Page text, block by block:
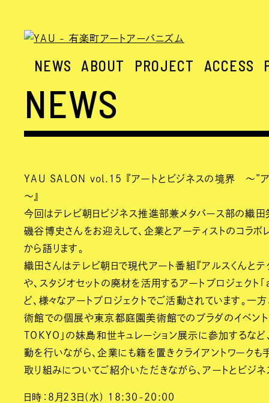
NEWS ABOUT PROJECT ACCESS
NEWS
YAU SALON vol.15 『アートとビジネスの境界 ～”ア
～』
今回はテレビ朝日ビジネス推進部兼メタバース部の織田
磯谷博史さんをお迎えして、企業とアーティストのコラボ
から語ります。
織田さんはテレビ朝日で現代アート番組『アルスくんとテ
や、スタジオセットの廃材を活用するアートプロジェ
ど、様々なアートプロジェクトでご活動されています。一
術館での個展や東京都庭園美術館でのプラダのイベン
TOKYO」の妹島和世キュレーション展示に参加するなど
動を行いながら、企業にも籍を置きクライアントワークも
取り組みについてご紹介いただきながら、アートとビジネ
日時：8月23日(水) 18:30-20:00